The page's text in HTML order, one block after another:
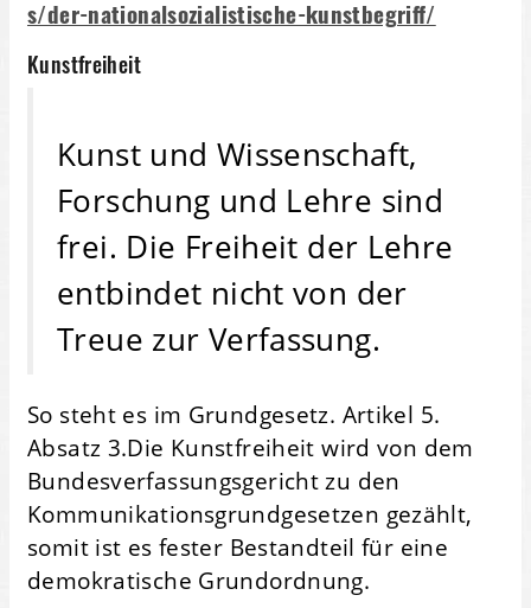
s/der-nationalsozialistische-kunstbegriff/
Kunstfreiheit
Kunst und Wissenschaft,
Forschung und Lehre sind
frei. Die Freiheit der Lehre
entbindet nicht von der
Treue zur Verfassung.
So steht es im Grundgesetz. Artikel 5.
Absatz 3.Die Kunstfreiheit wird von dem
Bundesverfassungsgericht zu den
Kommunikationsgrundgesetzen gezählt,
somit ist es fester Bestandteil für eine
demokratische Grundordnung.